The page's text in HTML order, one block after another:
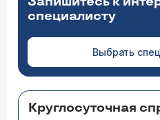
специалисту
Выбрать
Круглосуточная